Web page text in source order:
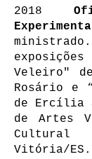
2018
ministrado.
Veleiro"
Rosário e
de Ercília
de Artes
Cultural
Vitória/ES.